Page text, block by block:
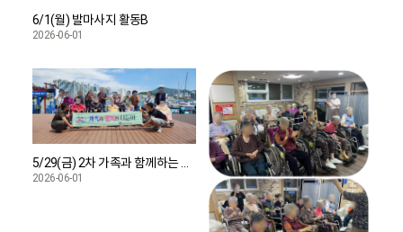
6/1(월) 발마사지 활동B
2026-06-01
2026-06-01